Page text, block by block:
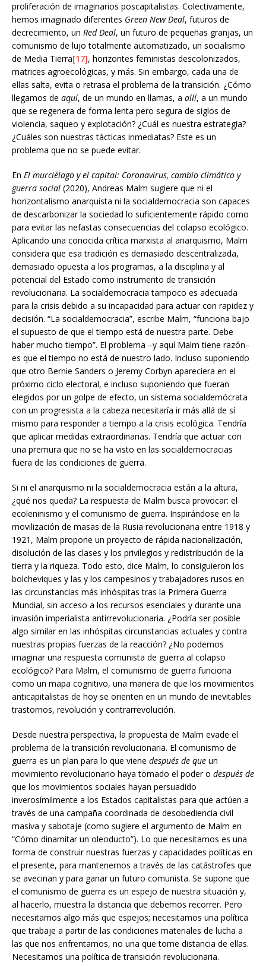
proliferación de imaginarios poscapitalistas. Colectivamente,
hemos imaginado diferentes Green New Deal, futuros de
decrecimiento, un Red Deal, un futuro de pequeñas granjas, un
comunismo de lujo totalmente automatizado, un socialismo
de Media Tierra[17], horizontes feministas descolonizados,
matrices agroecológicas, y más. Sin embargo, cada una de
ellas salta, evita o retrasa el problema de la transición. ¿Cómo
llegamos de aquí, de un mundo en llamas, a allí, a un mundo
que se regenera de forma lenta pero segura de siglos de
violencia, saqueo y explotación? ¿Cuál es nuestra estrategia?
¿Cuáles son nuestras tácticas inmediatas? Este es un
problema que no se puede evitar.
En El murciélago y el capital: Coronavirus, cambio climático y
guerra social (2020), Andreas Malm sugiere que ni el
horizontalismo anarquista ni la socialdemocracia son capaces
de descarbonizar la sociedad lo suficientemente rápido como
para evitar las nefastas consecuencias del colapso ecológico.
Aplicando una conocida crítica marxista al anarquismo, Malm
considera que esa tradición es demasiado descentralizada,
demasiado opuesta a los programas, a la disciplina y al
potencial del Estado como instrumento de transición
revolucionaria. La socialdemocracia tampoco es adecuada
para la crisis debido a su incapacidad para actuar con rapidez y
decisión. “La socialdemocracia”, escribe Malm, “funciona bajo
el supuesto de que el tiempo está de nuestra parte. Debe
haber mucho tiempo”. El problema –y aquí Malm tiene razón–
es que el tiempo no está de nuestro lado. Incluso suponiendo
que otro Bernie Sanders o Jeremy Corbyn apareciera en el
próximo ciclo electoral, e incluso suponiendo que fueran
elegidos por un golpe de efecto, un sistema socialdemócrata
con un progresista a la cabeza necesitaría ir más allá de sí
mismo para responder a tiempo a la crisis ecológica. Tendría
que aplicar medidas extraordinarias. Tendría que actuar con
una premura que no se ha visto en las socialdemocracias
fuera de las condiciones de guerra.
Si ni el anarquismo ni la socialdemocracia están a la altura,
¿qué nos queda? La respuesta de Malm busca provocar: el
ecoleninismo y el comunismo de guerra. Inspirándose en la
movilización de masas de la Rusia revolucionaria entre 1918 y
1921, Malm propone un proyecto de rápida nacionalización,
disolución de las clases y los privilegios y redistribución de la
tierra y la riqueza. Todo esto, dice Malm, lo consiguieron los
bolcheviques y las y los campesinos y trabajadores rusos en
las circunstancias más inhóspitas tras la Primera Guerra
Mundial, sin acceso a los recursos esenciales y durante una
invasión imperialista antirrevolucionaria. ¿Podría ser posible
algo similar en las inhóspitas circunstancias actuales y contra
nuestras propias fuerzas de la reacción? ¿No podemos
imaginar una respuesta comunista de guerra al colapso
ecológico? Para Malm, el comunismo de guerra funciona
como un mapa cognitivo, una manera de que los movimientos
anticapitalistas de hoy se orienten en un mundo de inevitables
trastornos, revolución y contrarrevolución.
Desde nuestra perspectiva, la propuesta de Malm evade el
problema de la transición revolucionaria. El comunismo de
guerra es un plan para lo que viene después de que un
movimiento revolucionario haya tomado el poder o después de
que los movimientos sociales hayan persuadido
inverosímilmente a los Estados capitalistas para que actúen a
través de una campaña coordinada de desobediencia civil
masiva y sabotaje (como sugiere el argumento de Malm en
“Cómo dinamitar un oleoducto”). Lo que necesitamos es una
forma de construir nuestras fuerzas y capacidades políticas en
el presente, para mantenernos a través de las catástrofes que
se avecinan y para ganar un futuro comunista. Se supone que
el comunismo de guerra es un espejo de nuestra situación y,
al hacerlo, muestra la distancia que debemos recorrer. Pero
necesitamos algo más que espejos; necesitamos una política
que trabaje a partir de las condiciones materiales de lucha a
las que nos enfrentamos, no una que tome distancia de ellas.
Necesitamos una política de transición revolucionaria.